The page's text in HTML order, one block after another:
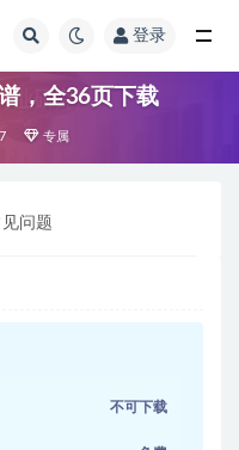
登录
，全36页下载
专属
问题
不可下载